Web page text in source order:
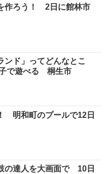
作ろう！ 2日に館林市
ンド」ってどんなとこ
で遊べる 桐生市
明和町のプールで12日
の達人を大画面で 10日